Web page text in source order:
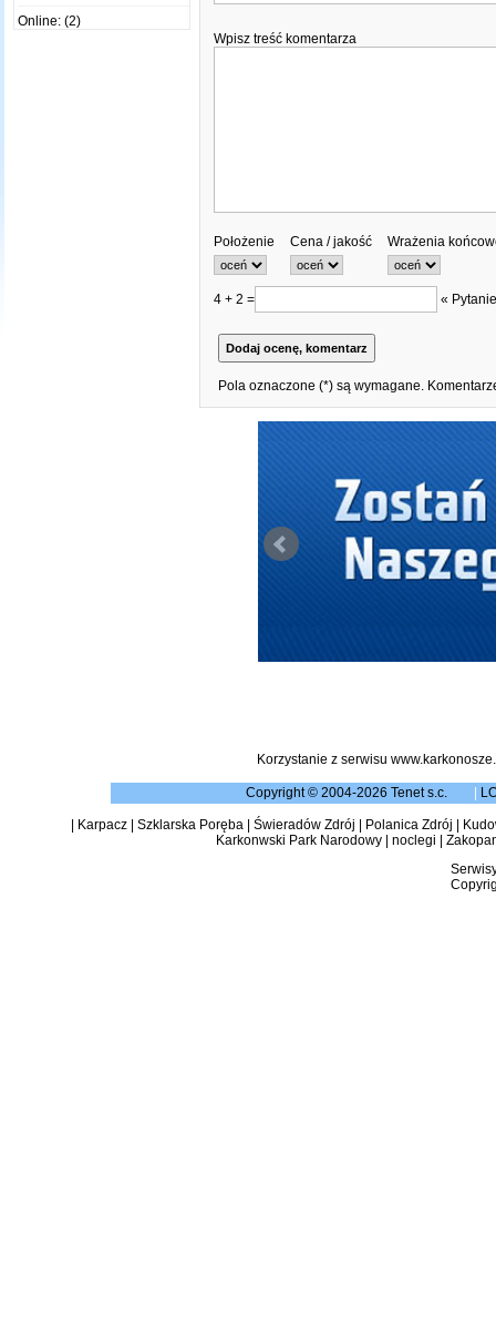
Online: (2)
Wpisz treść komentarza
Położenie Cena / jakość Wrażenia
4 + 2 = «
Pola oznaczone (*) są wymagane.
Korzystanie z serwisu
Copyright © 2004-2026 Tenet s.c.
Karpacz| Szklarska Poręba| Świeradów Zdrój Polanica Zdrój
Karkonwski Park Narodowy| noclegi